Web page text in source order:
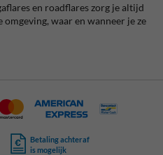
en roadflares zorg je altijd
waar en wanneer je ze
Betaling achteraf
is mogelijk